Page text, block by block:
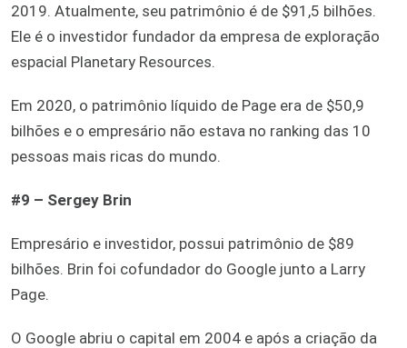
2019. Atualmente, seu patrimônio é de $91,5 bilhões.
Ele é o investidor fundador da empresa de exploração
espacial Planetary Resources.
Em 2020, o patrimônio líquido de Page era de $50,9
bilhões e o empresário não estava no ranking das 10
pessoas mais ricas do mundo.
#9 – Sergey Brin
Empresário e investidor, possui patrimônio de $89
bilhões. Brin foi cofundador do Google junto a Larry
Page.
O Google abriu o capital em 2004 e após a criação da